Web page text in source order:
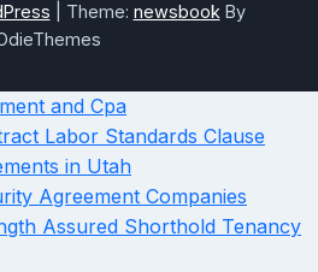
Theme: newsbook By
and Cpa
Labor Standards Clause
in Utah
Agreement Companies
Assured Shorthold Tenancy